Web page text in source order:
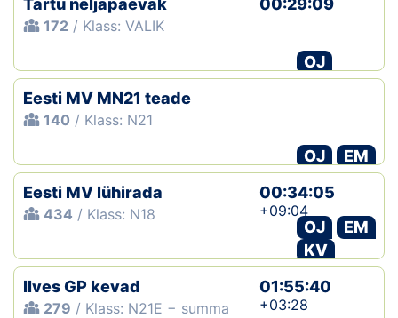
Tartu neljapäevak
172 / Klass: VALIK
00:29:09
OJ
Eesti MV MN21 teade
140 / Klass: N21
OJ
EM
Eesti MV lühirada
434 / Klass: N18
00:34:05
+09:04
OJ
EM
KV
Ilves GP kevad
279 / Klass: N21E − summa
01:55:40
+03:28